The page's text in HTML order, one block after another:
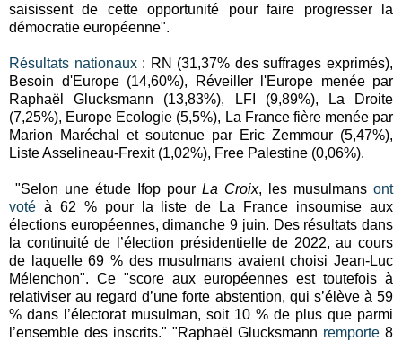
saisissent de cette opportunité pour faire progresser la
démocratie européenne".
Résultats nationaux: RN (31,37% des suffrages exprimés),
Besoin d'Europe (14,60%), Réveiller l'Europe menée par
Raphaël Glucksmann (13,83%), LFI (9,89%), La Droite
(7,25%), Europe Ecologie (5,5%), La France fière menée par
Marion Maréchal et soutenue par Eric Zemmour (5,47%),
Liste Asselineau-Frexit (1,02%), Free Palestine (0,06%).
"Selon une étude Ifop pour La Croix, les musulmans ont
voté à 62 % pour la liste de La France insoumise aux
élections européennes, dimanche 9 juin. Des résultats dans
la continuité de l’élection présidentielle de 2022, au cours
de laquelle 69 % des musulmans avaient choisi Jean-Luc
Mélenchon". Ce "score aux européennes est toutefois à
relativiser au regard d’une forte abstention, qui s’élève à 59
% dans l’électorat musulman, soit 10 % de plus que parmi
l’ensemble des inscrits." "Raphaël Glucksmann remporte 8